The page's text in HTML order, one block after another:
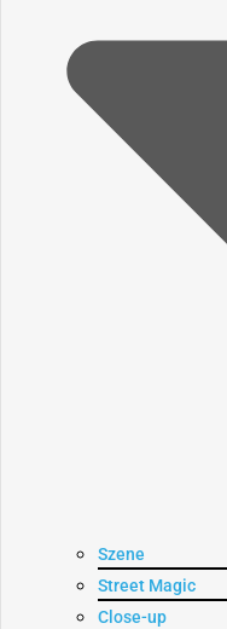
Szene
Street Magic
Close-up